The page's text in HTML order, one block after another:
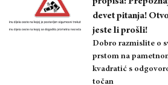
devet pitanja!
jeste li prošli!
Dobro razmislite o
prstom na
kvadratić s
točan